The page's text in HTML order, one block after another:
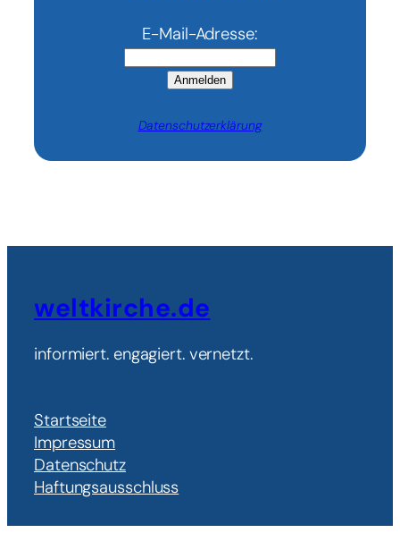
E-Mail-Adresse:
Anmelden
Datenschutzerklärung
weltkirche.de
informiert. engagiert. vernetzt.
Startseite
Impressum
Datenschutz
Haftungsausschluss